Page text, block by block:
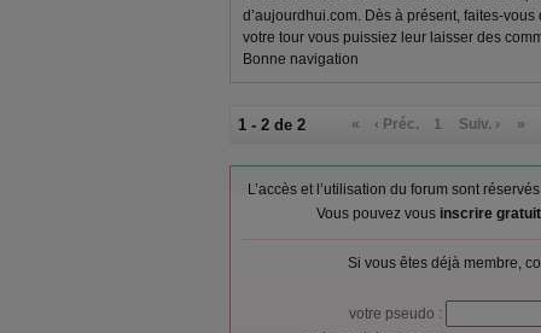
d’aujourdhui.com. Dès à présent, faites-
votre tour vous puissiez leur laisser des
Bonne navigation
1 - 2 de 2 « ‹ Préc. 1 Suiv. › »
L’accès et l’utilisation du forum sont
Vous pouvez vous inscrire
Si vous êtes déjà membre,
votre pseudo :